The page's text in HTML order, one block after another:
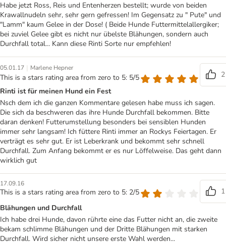
Habe jetzt Ross, Reis und Entenherzen bestellt; wurde von beiden
Krawallnudeln sehr, sehr gern gefressen! Im Gegensatz zu " Pute" und
"Lamm" kaum Gelee in der Dose! ( Beide Hunde Futtermittelallergiker;
bei zuviel Gelee gibt es nicht nur übelste Blähungen, sondern auch
Durchfall total... Kann diese Rinti Sorte nur empfehlen!
05.01.17 | Marlene Hepner
This is a stars rating area from zero to 5: 5/5
2
Rinti ist für meinen Hund ein Fest
Nsch dem ich die ganzen Kommentare gelesen habe muss ich sagen.
Die sich da beschweren das ihre Hunde Durchfall bekommen. Bitte
daran denken! Futterumstellung besonders bei sensiblen Hunden
immer sehr langsam! Ich füttere Rinti immer an Rockys Feiertagen. Er
verträgt es sehr gut. Er ist Leberkrank und bekommt sehr schnell
Durchfall. Zum Anfang bekommt er es nur Löffelweise. Das geht dann
wirklich gut
17.09.16
This is a stars rating area from zero to 5: 2/5
1
Blähungen und Durchfall
Ich habe drei Hunde, davon rührte eine das Futter nicht an, die zweite
bekam schlimme Blähungen und der Dritte Blähungen mit starken
Durchfall. Wird sicher nicht unsere erste Wahl werden...